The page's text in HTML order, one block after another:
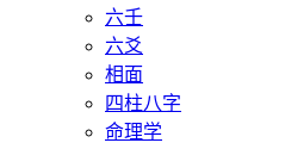
六壬
六爻
相面
四柱八字
命理学